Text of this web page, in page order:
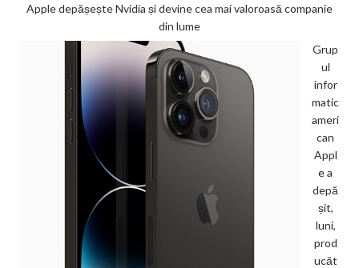
Apple depășește Nvidia și devine cea mai valoroasă companie
din lume
Grup
ul
infor
matic
ameri
can
Appl
e a
depă
șit,
luni,
prod
ucăt